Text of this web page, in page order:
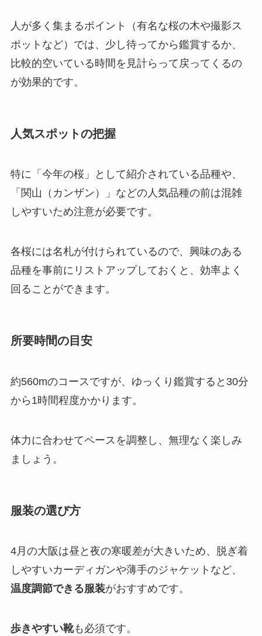
人が多く集まるポイント（有名な桜の木や撮影ス
ポットなど）では、少し待ってから鑑賞するか、
比較的空いている時間を見計らって戻ってくるの
が効果的です。
人気スポットの把握
特に「今年の桜」として紹介されている品種や、
「関山（カンザン）」などの人気品種の前は混雑
しやすいため注意が必要です。
各桜には名札が付けられているので、興味のある
品種を事前にリストアップしておくと、効率よく
回ることができます。
所要時間の目安
約560mのコースですが、ゆっくり鑑賞すると30分
から1時間程度かかります。
体力に合わせてペースを調整し、無理なく楽しみ
ましょう。
服装の選び方
4月の大阪は昼と夜の寒暖差が大きいため、脱ぎ着
しやすいカーディガンや薄手のジャケットなど、
温度調節できる服装がおすすめです。
歩きやすい靴も必須です。